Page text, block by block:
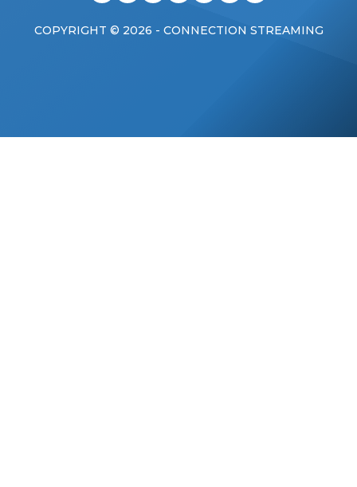
COPYRIGHT © 2026 - CONNECTION STREAMING